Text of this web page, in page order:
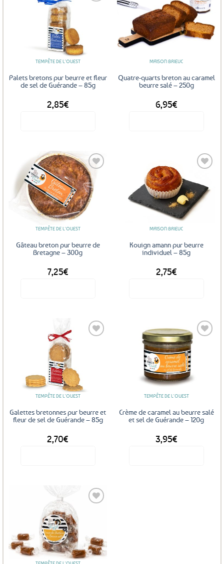
TEMPÊTE DE L'OUEST
Palets bretons pur beurre et fleur
de sel de Guérande – 85g
2,85€
Ajouter
aux
favoris
MAISON BRIEUC
Quatre-quarts breton au caramel
beurre salé – 250g
6,95€
Ajouter
aux
favoris
TEMPÊTE DE L'OUEST
Gâteau breton pur beurre de
Bretagne – 300g
7,25€
aux
favoris
MAISON BRIEUC
Kouign amann pur beurre
individuel – 85g
2,75€
TEMPÊTE DE L'OUEST
Galettes bretonnes pur beurre et
fleur de sel de Guérande – 85g
2,70€
Ajouter
TEMPÊTE DE L'OUEST
Crème de caramel au beurre salé
et sel de Guérande – 120g
3,95€